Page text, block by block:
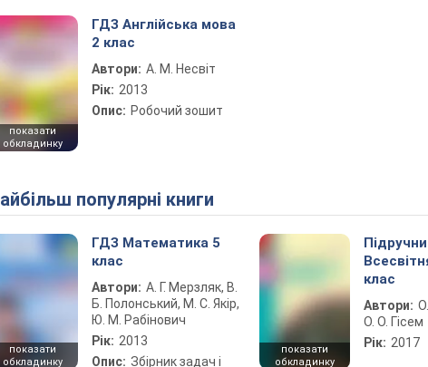
показати
обкладинку
ГДЗ Англійська мова
2 клас
Автори: А. М. Несвіт
Рік: 2013
Опис: Робочий зошит
Найбільш популярні книги
показати
обкладинку
ГДЗ Математика 5
клас
Автори: А. Г. Мерзляк, В.
Б. Полонський, М. С. Якір,
Ю. М. Рабінович
Рік: 2013
Опис: Збірник задач і
показати
обкладинку
клас
Автори:
О. О. Гісем
Рік: 2017